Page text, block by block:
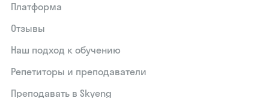
Платформа
Отзывы
Наш подход к обучению
Репетиторы и преподаватели
Преподавать в Skyeng